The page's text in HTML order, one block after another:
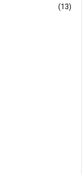
(13)